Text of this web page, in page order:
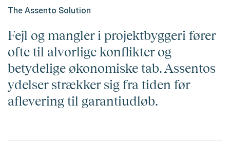
The Assento Solution
Fejl og mangler i projektbyggeri fører
ofte til alvorlige konflikter og
betydelige økonomiske tab. Assentos
ydelser strækker sig fra tiden før
aflevering til garantiudløb.